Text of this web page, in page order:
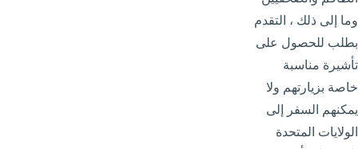
وما إلى ذلك ، التقدم
بطلب للحصول على
تأشيرة مناسبة
خاصة بزيارتهم ولا
يمكنهم السفر إلى
الولايات المتحدة